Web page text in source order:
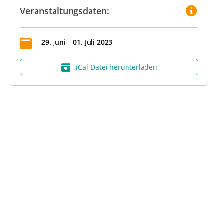
Veranstaltungsdaten:
29. Juni – 01. Juli 2023
iCal‑Datei herunterladen